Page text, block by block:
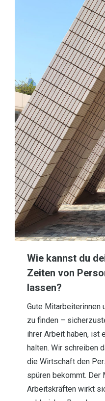
Wie kannst du
Zeiten von
lassen?
Gute Mitarbeiterinnen
zu finden –
ihrer Arbeit haben, ist
halten. Wir schreiben
die Wirtschaft den
spüren bekommt. Der
Arbeitskräften wirkt